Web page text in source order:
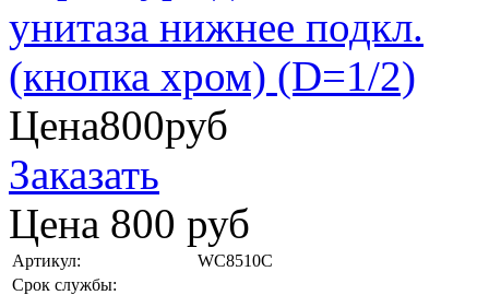
Цена800руб
Заказать
Цена 800 руб
Артикул:
WC8510C
Срок службы: